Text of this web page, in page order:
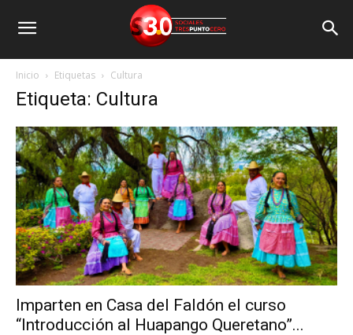
Inicio Etiquetas Cultura
Etiqueta: Cultura
Imparten en Casa del Faldón el curso
“Introducción al Huapango Queretano”...